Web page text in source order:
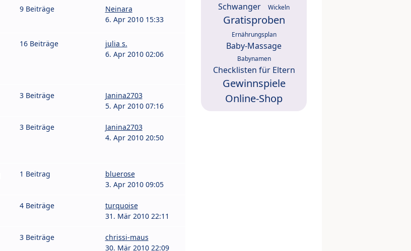
9 Beiträge
Neinara
6. Apr 2010 15:33
16 Beiträge
julia s.
6. Apr 2010 02:06
3 Beiträge
Janina2703
5. Apr 2010 07:16
3 Beiträge
Janina2703
4. Apr 2010 20:50
1 Beitrag
bluerose
3. Apr 2010 09:05
4 Beiträge
turquoise
31. Mär 2010 22:11
3 Beiträge
chrissi-maus
30. Mär 2010 22:09
Schwanger Wickeln
Gratisproben
Ernährungsplan
Baby-Massage
Babynamen
Checklisten für Eltern
Gewinnspiele
Online-Shop